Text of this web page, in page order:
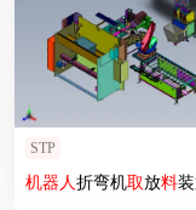
STP
机器人折弯机取放料